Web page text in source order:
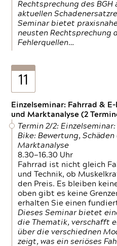
Rechtsprechung des BGH
aktuellen
Seminar bietet
neusten Rechtsprechung
Fehlerquellen…
11
Einzelseminar: Fahrrad &
und Marktanalyse (2
Termin 2/2:
Bike: Bewertung, Schäden
Marktanalyse
8.30—16.30 Uhr
Fahrrad ist nicht gleich
und Technik, ob
den Preis. Es bleiben
oben gibt es keine
erhalten Sie einen
Dieses Seminar bietet
die Thematik, verschafft
über die verschiednen
zeigt, was ein seriöses